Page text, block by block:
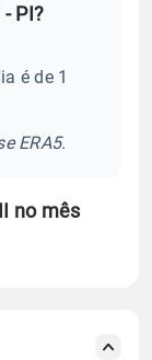
PI?
é de 1
ERA5.
no mês